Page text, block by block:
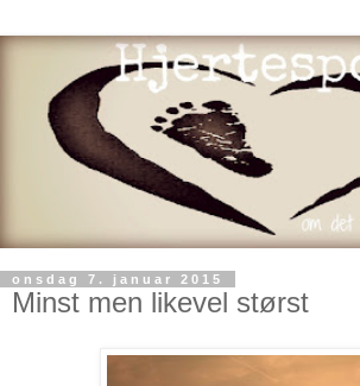
onsdag 7. januar 2015
Minst men likevel størst